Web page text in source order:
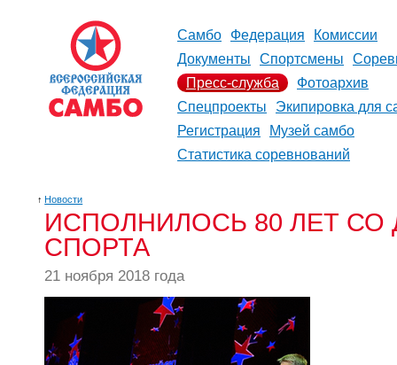
Самбо Федерация
Комиссии
Документы
Спортсмены
Пресс-служба
Фотоархив
Спецпроекты
Экипировка для
Регистрация
Музей самбо
Статистика соревнований
↑ Новости
ИСПОЛНИЛОСЬ 80 ЛЕТ
СПОРТА
21 ноября 2018 года